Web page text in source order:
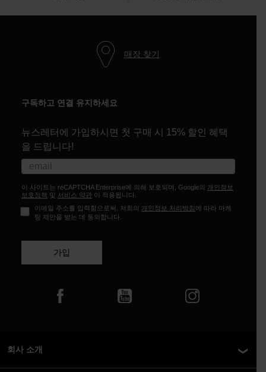
매장 찾기
구독하고 연결 유지하세요
뉴스레터에 가입하시면 첫 구매 시 15% 할인 혜택
을 드립니다!
이 사이트는 reCAPTCHA Enterprise에 의해 보호되며, Google의 개인정보
보호정책 및 서비스 약관 이 적용됩니다.
이메일 주소를 입력함으로써, 저희의 개인정보 처리방침에 따라 마케
팅 제안을 받는 데 동의합니다.
가입
회사 소개